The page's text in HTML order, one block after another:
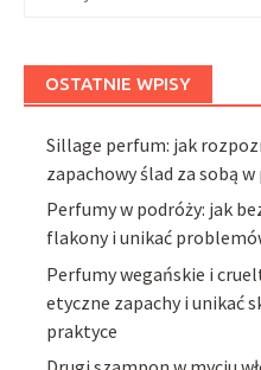
OSTATNIE WPISY
Sillage perfum: jak
zapachowy ślad za sobą
Perfumy w podróży: jak
flakony i unikać
Perfumy wegańskie i
etyczne zapachy i unikać
praktyce